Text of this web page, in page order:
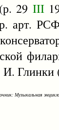
29 III
арт.
И. Глинки
Музыкальная